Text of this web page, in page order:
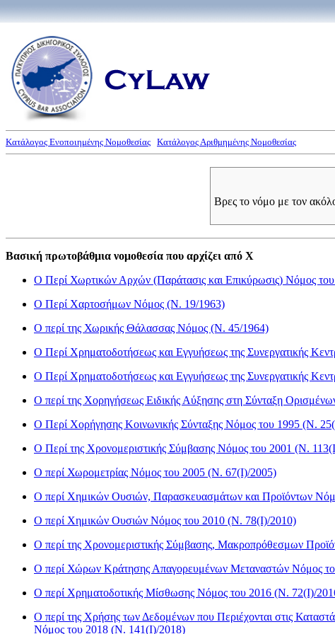
Κατάλογος Ενοποιημένης Νομοθεσίας Κατάλογος Αριθμημένης Νομοθεσίας
Βρες το νόμο με τον
Βασική πρωτοβάθμια νομοθεσία που αρχίζει από Χ
Ο Περί Χωρτικών Αρχών (Παράτασις και Επικύρωσις) Νόμος
Ο Περί Χαρτοσήμων Νόμος (Ν. 19/1963)
Ο περί της Χωρικής Θάλασσας Νόμος (Ν. 45/1964)
Ο Περί Χρηματοδοτήσεως και Εγγυήσεως της Συνεργατικής
Ο Περί Χρηματοδοτήσεως και Εγγυήσεως της Συνεργατικής
Ο περί της Χορηγήσεως Ειδικής Αύξησης στη Σύνταξη
Ο Περί Χορήγησης Κοινωνικής Σύνταξης Νόμος του 1995 (Ν.
Ο Περί της Χρονομεριστικής Σύμβασης Νόμος του 2001 (Ν.
Ο περί Χωρομετρίας Νόμος του 2005 (Ν. 67(I)/2005)
Ο περί Χημικών Ουσιών, Παρασκευασμάτων και Προϊόντων
Ο περί Χημικών Ουσιών Νόμος του 2010 (Ν. 78(I)/2010)
Ο περί της Χρονομεριστικής Σύμβασης, Μακροπρόθεσμων
Ο περί Χώρων Κράτησης Απαγορευμένων Μεταναστών Νόμος
Ο περί Χρηματοδοτικής Μίσθωσης Νόμος του 2016 (Ν. 72(I)/
Ο περί της Χρήσης των Δεδομένων που Περιέχονται στις
Νόμος του 2018 (Ν. 141(I)/2018)